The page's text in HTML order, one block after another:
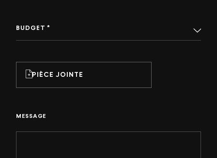
BUDGET *
PIÈCE JOINTE
MESSAGE